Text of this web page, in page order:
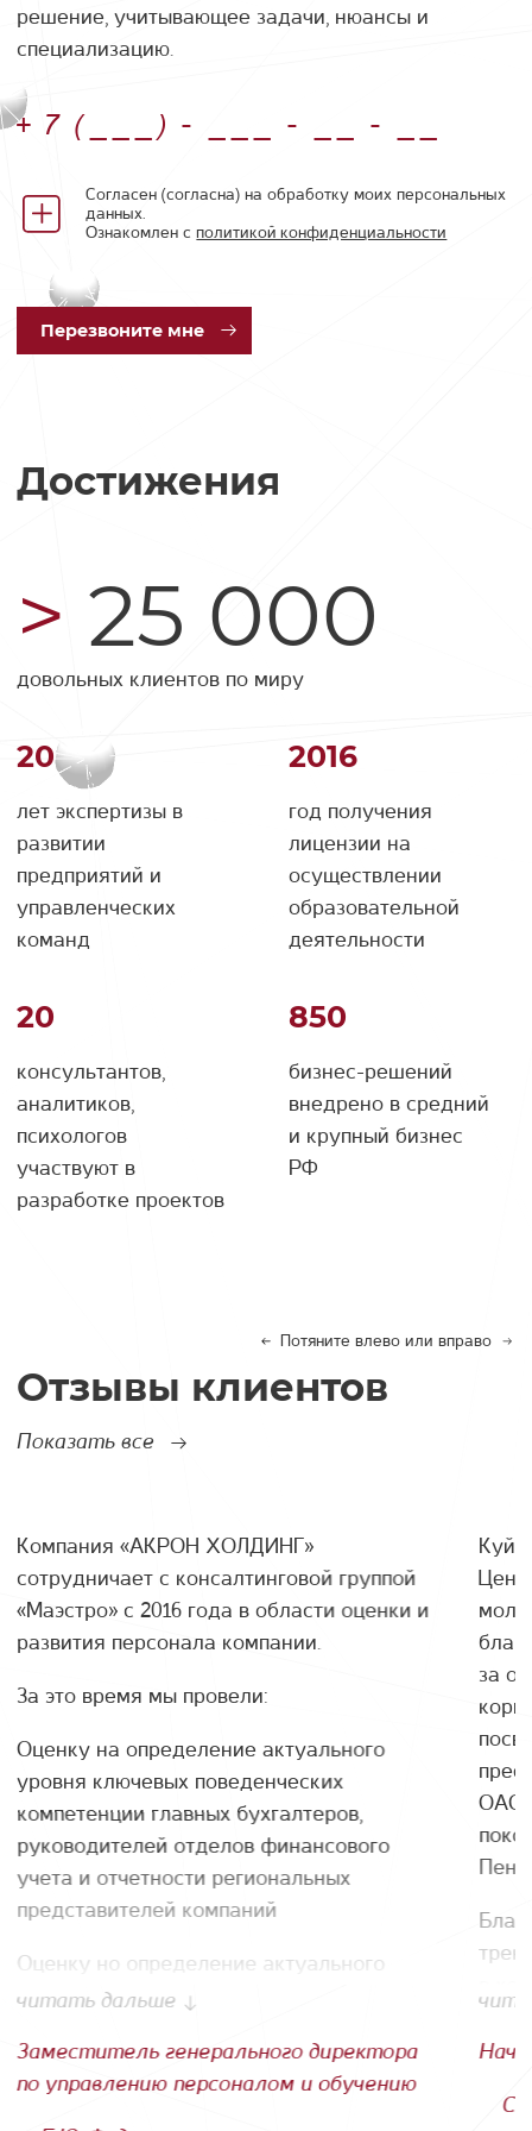
решение, учитывающее задачи, нюансы и
специализацию.
Номер телефона
Согласен (согласна) на обработку моих персональных
данных.
Ознакомлен сполитикой конфиденциальности
Перезвоните мне
Достижения
25 000
довольных клиентов по миру
20
лет экспертизы в
развитии
предприятий и
управленческих
команд
20
консультантов,
аналитиков,
психологов
участвуют в
разработке проектов
2016
год получения
лицензии на
осуществлении
образовательной
деятельности
850
бизнес-решений
внедрено в средний
и крупный бизнес
РФ
Потяните влево или вправо
Отзывы клиентов
Показать все
Компания «АКРОН ХОЛДИНГ»
сотрудничает с консалтинговой группой
«Маэстро» с 2016 года в области оценки и
развития персонала компании.
За это время мы провели:
Оценку на определение актуального
уровня ключевых поведенческих
компетенции главных бухгалтеров,
руководителей отделов финансового
учета и отчетности региональных
представителей компаний
Оценку но определение актуального
уровня ключевых компетенций
Обучение руководителей финансовой
Заместитель генерального директора
по управлению персоналом и обучению
читать дальше
за
ОАО